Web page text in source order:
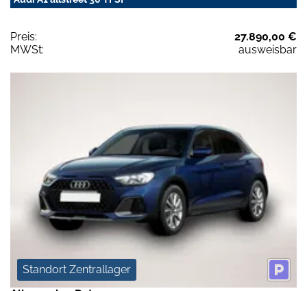
Preis:
27.890,00 €
MWSt:
ausweisbar
Standort Zentrallager